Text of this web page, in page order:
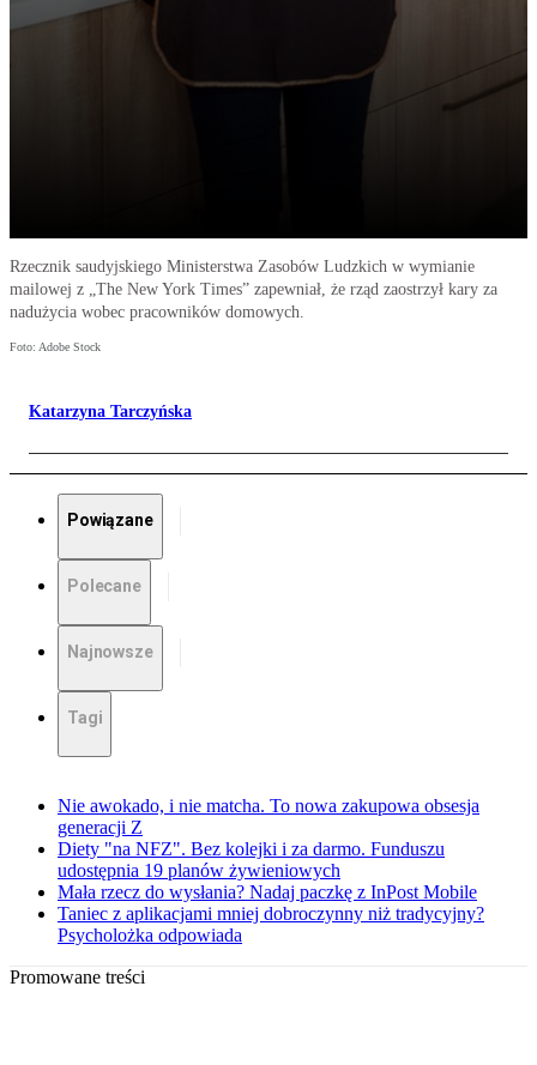
Rzecznik saudyjskiego Ministerstwa Zasobów Ludzkich w wymianie
mailowej z „The New York Times” zapewniał, że rząd zaostrzył kary za
nadużycia wobec pracowników domowych.
Foto: Adobe Stock
Katarzyna Tarczyńska
Powiązane
Polecane
Najnowsze
Tagi
Nie awokado, i nie matcha. To nowa zakupowa obsesja
generacji Z
Diety "na NFZ". Bez kolejki i za darmo. Funduszu
udostępnia 19 planów żywieniowych
Mała rzecz do wysłania? Nadaj paczkę z InPost Mobile
Taniec z aplikacjami mniej dobroczynny niż tradycyjny?
Psycholożka odpowiada
Promowane treści